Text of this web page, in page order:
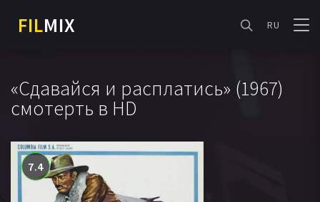
FILMIX RU
«Сдавайся и расплатись» (1967)
смотерть в HD
7.4